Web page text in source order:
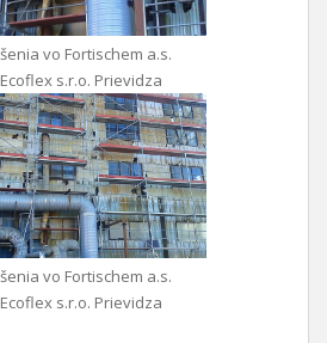
vo Fortischem a.s.
s.r.o. Prievidza
vo Fortischem a.s.
s.r.o. Prievidza